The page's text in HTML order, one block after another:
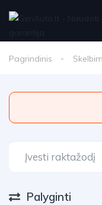
Pagrindinis
Palyginti